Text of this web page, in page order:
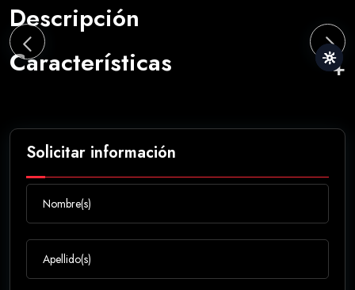
Descripción
Características
Solicitar información